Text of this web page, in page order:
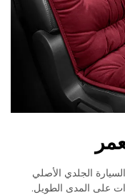
السيارة الجلدي الأصلي
على المدى الطويل.